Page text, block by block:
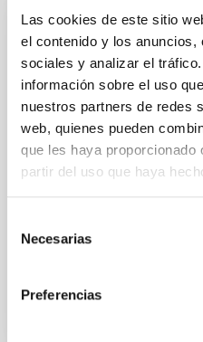
Las cookies de este sitio
el contenido y los anuncios,
sociales y analizar el
información sobre el uso
nuestros partners de redes
web, quienes pueden
que les haya proporcionado
partir del uso que haya
Necesarias
Preferencias
NISP (EUCLID)
El instrumento NISP es el
de infrarrojo cercano para
ESA, cuyo objetivo es
materia oscura del
fotometría, espectros y
millones de galaxias. El